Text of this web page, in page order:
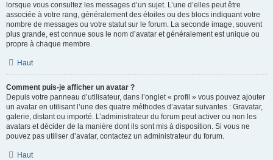
lorsque vous consultez les messages d’un sujet. L’une d’elles peut être
associée à votre rang, généralement des étoiles ou des blocs indiquant votre
nombre de messages ou votre statut sur le forum. La seconde image, souvent
plus grande, est connue sous le nom d’avatar et généralement est unique ou
propre à chaque membre.
Haut
Comment puis-je afficher un avatar ?
Depuis votre panneau d’utilisateur, dans l’onglet « profil » vous pouvez ajouter
un avatar en utilisant l’une des quatre méthodes d’avatar suivantes : Gravatar,
galerie, distant ou importé. L’administrateur du forum peut activer ou non les
avatars et décider de la manière dont ils sont mis à disposition. Si vous ne
pouvez pas utiliser d’avatar, contactez un administrateur du forum.
Haut